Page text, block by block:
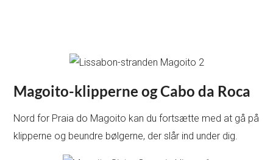
Magoito-klipperne og Cabo da Roca
Nord for Praia do Magoito kan du fortsætte med at gå på
klipperne og beundre bølgerne, der slår ind under dig.